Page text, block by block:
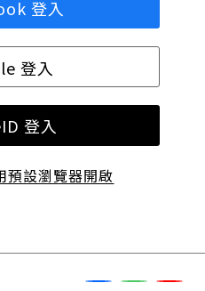
登入
登入
登入
預設瀏覽器開啟